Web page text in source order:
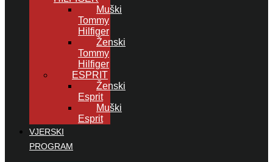
Muški
Tommy
Hilfiger
Ženski
Tommy
Hilfiger
ESPRIT
Ženski
Esprit
Muški
Esprit
VJERSKI
PROGRAM